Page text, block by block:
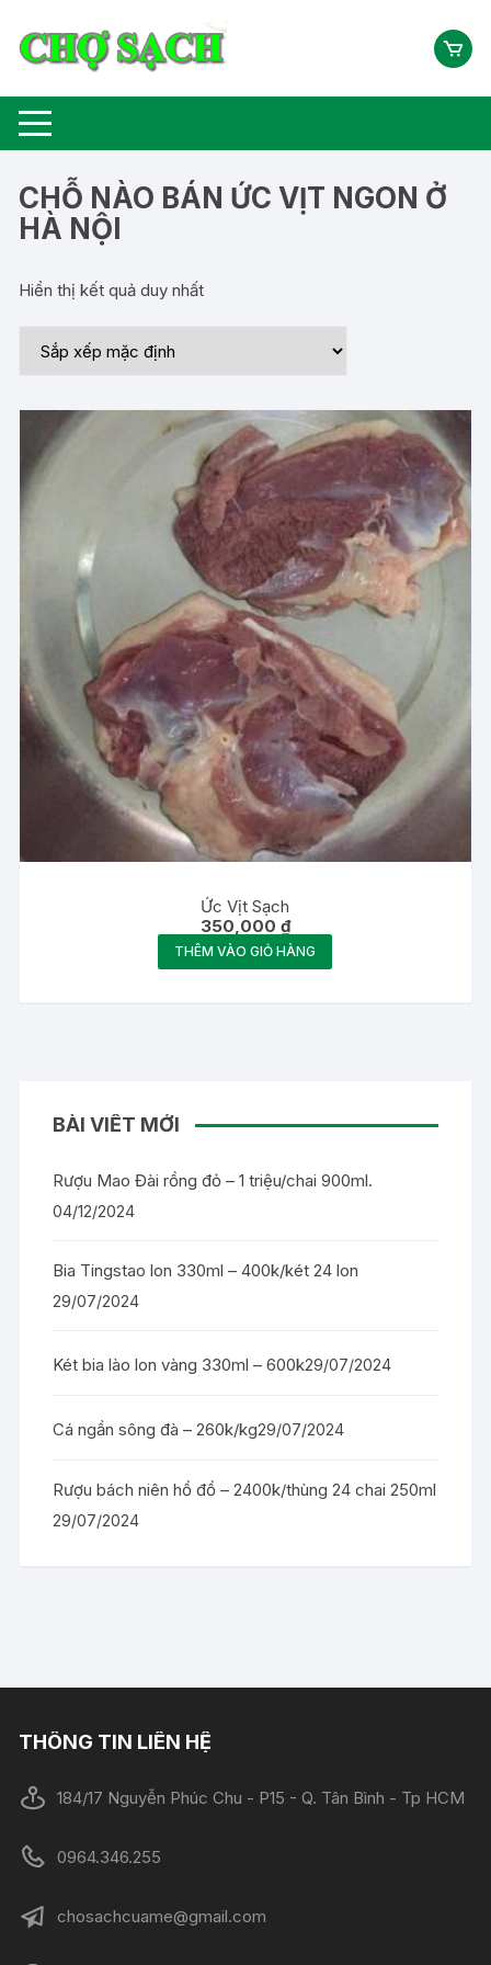
CHỖ NÀO BÁN ỨC VỊT NGON Ở
HÀ NỘI
Hiển thị kết quả duy nhất
Ức Vịt Sạch
350,000 ₫
THÊM VÀO GIỎ HÀNG
BÀI VIẾT MỚI
Rượu Mao Đài rồng đỏ – 1 triệu/chai 900ml.
04/12/2024
Bia Tingstao lon 330ml – 400k/két 24 lon
29/07/2024
Két bia lào lon vàng 330ml – 600k29/07/2024
Cá ngần sông đà – 260k/kg29/07/2024
Rượu bách niên hồ đồ – 2400k/thùng 24 chai 250ml
29/07/2024
THÔNG TIN LIÊN HỆ
184/17 Nguyễn Phúc Chu - P15 - Q. Tân Bình - Tp HCM
0964.346.255
chosachcuame@gmail.com